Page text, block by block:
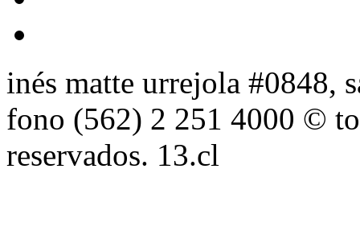
inés matte urrejola #0848,
fono (562) 2 251 4000 ©
reservados. 13.cl